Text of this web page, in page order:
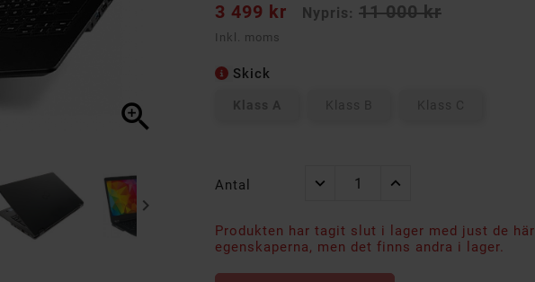


3 499 kr Nypris: 11 000 kr
Inkl. moms
Skick
Klass A Klass B Klass C
Antal
Produkten har tagit slut i lager med just de här
egenskaperna, men det finns andra i lager.